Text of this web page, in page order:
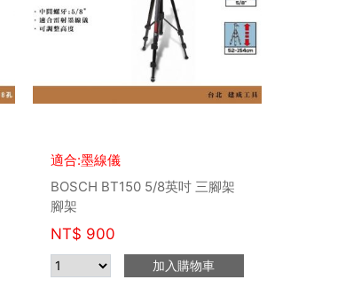
適合:墨線儀
BOSCH BT150 5/8英吋 三腳架
腳架
NT$ 900
加入購物車